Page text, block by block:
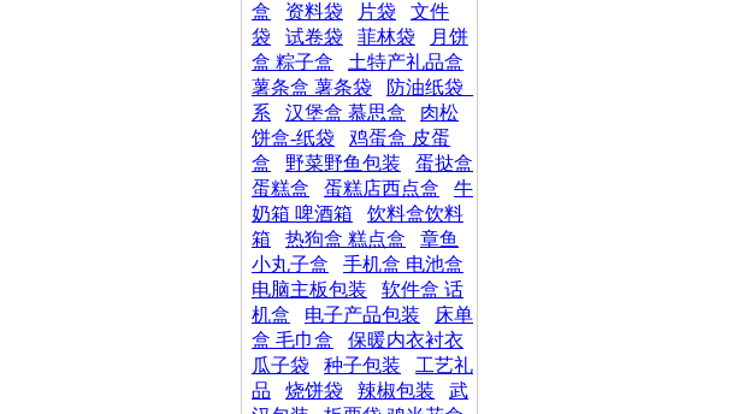
盒
资料袋 片袋
文件
袋
试卷袋 菲林袋
月饼
盒 粽子盒
土特产礼品盒
薯条盒 薯条袋
防油纸袋_
系
汉堡盒 慕思盒
肉松
饼盒-纸袋
鸡蛋盒 皮蛋
盒
野菜野鱼包装
蛋挞盒
蛋糕盒
蛋糕店西点盒
牛
奶箱 啤酒箱
饮料盒饮料
箱
热狗盒 糕点盒
章鱼
小丸子盒
手机盒 电池盒
电脑主板包装
软件盒 话
机盒
电子产品包装
床单
盒 毛巾盒
保暖内衣衬衣
瓜子袋
种子包装
工艺礼
品
烧饼袋 辣椒包装
武